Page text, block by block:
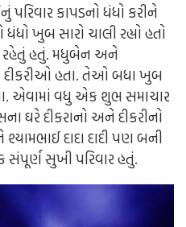
કાપડનો ધંધો કરીને
ખુબ સારો ચાલી રહ્યો હતો
હતું. મધુબેન અને
દીકરીઓ હતા. તેઓ બધા ખુબ
એવામાં વધુ એક શુભ સમાચાર
ઘરે દીકરાનો અને દીકરીનો
દાદા દાદી પણ બની
સુખી પરિવાર હતું.